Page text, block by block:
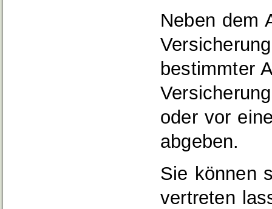
Neben dem
bestimmter
oder vor
abgeben.
Sie können
vertreten